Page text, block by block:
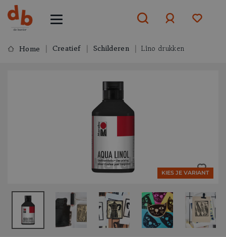
ofaanmelden
Home Creatief Schilderen Lino drukken
KIES JE VARIANT